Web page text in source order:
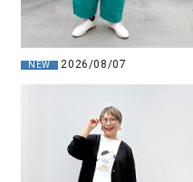
NEW 2026/08/07